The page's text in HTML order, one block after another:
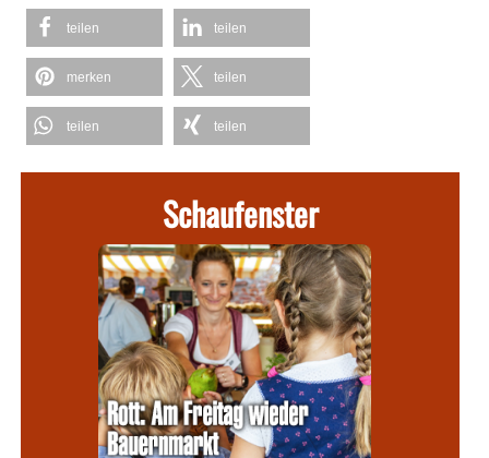
teilen teilen
merken teilen
teilen teilen
Schaufenster